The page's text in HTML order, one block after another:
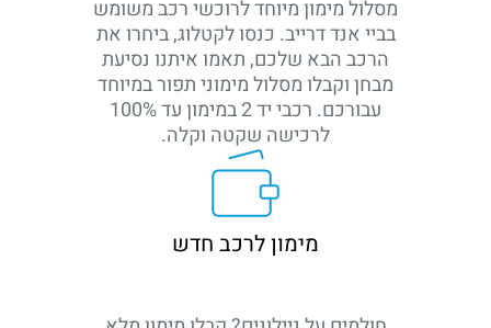
מסלול מימון מיוחד לרוכשי רכב משומש
בביי אנד דרייב. כנסו לקטלוג, ביחרו את
הרכב הבא שלכם, תאמו איתנו נסיעת
מבחן וקבלו מסלול מימוני תפור במיוחד
עבורכם. רכבי יד 2 במימון עד 100%
לרכישה שקטה וקלה.
מימון לרכב חדש